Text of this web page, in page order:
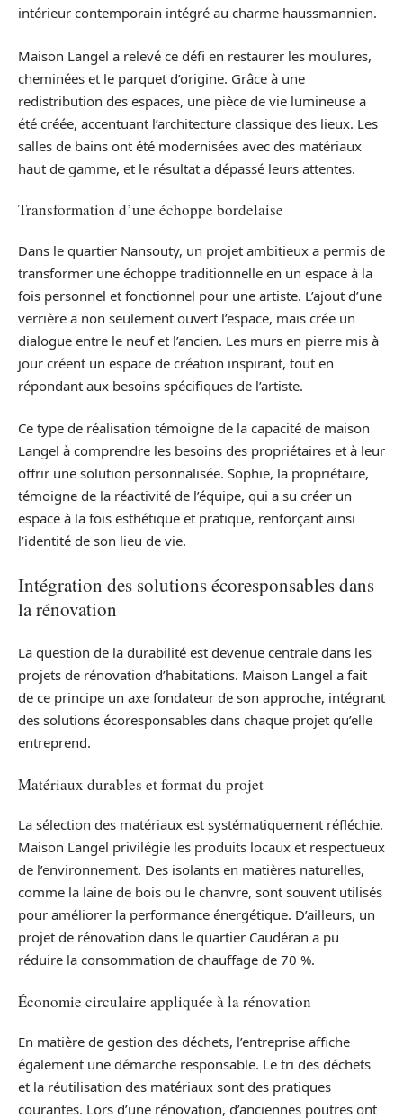
intérieur contemporain intégré au charme haussmannien.
Maison Langel a relevé ce défi en restaurer les moulures,
cheminées et le parquet d’origine. Grâce à une
redistribution des espaces, une pièce de vie lumineuse a
été créée, accentuant l’architecture classique des lieux. Les
salles de bains ont été modernisées avec des matériaux
haut de gamme, et le résultat a dépassé leurs attentes.
Transformation d’une échoppe bordelaise
Dans le quartier Nansouty, un projet ambitieux a permis de
transformer une échoppe traditionnelle en un espace à la
fois personnel et fonctionnel pour une artiste. L’ajout d’une
verrière a non seulement ouvert l’espace, mais crée un
dialogue entre le neuf et l’ancien. Les murs en pierre mis à
jour créent un espace de création inspirant, tout en
répondant aux besoins spécifiques de l’artiste.
Ce type de réalisation témoigne de la capacité de maison
Langel à comprendre les besoins des propriétaires et à leur
offrir une solution personnalisée. Sophie, la propriétaire,
témoigne de la réactivité de l’équipe, qui a su créer un
espace à la fois esthétique et pratique, renforçant ainsi
l’identité de son lieu de vie.
Intégration des solutions écoresponsables dans
la rénovation
La question de la durabilité est devenue centrale dans les
projets de rénovation d’habitations. Maison Langel a fait
de ce principe un axe fondateur de son approche, intégrant
des solutions écoresponsables dans chaque projet qu’elle
entreprend.
Matériaux durables et format du projet
La sélection des matériaux est systématiquement réfléchie.
Maison Langel privilégie les produits locaux et respectueux
de l’environnement. Des isolants en matières naturelles,
comme la laine de bois ou le chanvre, sont souvent utilisés
pour améliorer la performance énergétique. D’ailleurs, un
projet de rénovation dans le quartier Caudéran a pu
réduire la consommation de chauffage de 70 %.
Économie circulaire appliquée à la rénovation
En matière de gestion des déchets, l’entreprise affiche
également une démarche responsable. Le tri des déchets
et la réutilisation des matériaux sont des pratiques
courantes. Lors d’une rénovation, d’anciennes poutres ont